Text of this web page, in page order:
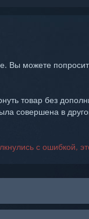
Вы можете
товар без
совершена в
с ошибкой,